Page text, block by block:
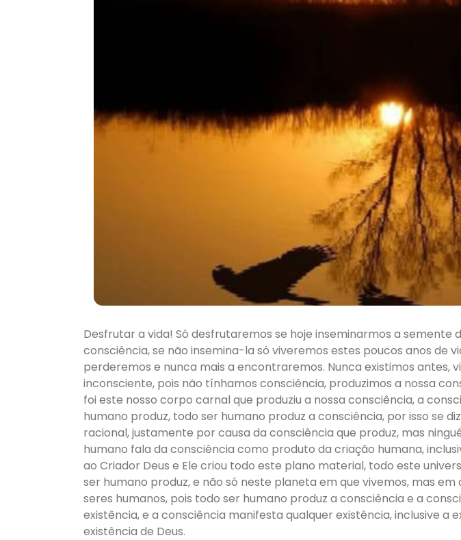
Desfrutar a vida! Só desfrutaremos se hoje inseminarmos a semente
consciência, se não insemina-la só viveremos estes poucos anos de
perderemos e nunca mais a encontraremos. Nunca existimos antes,
inconsciente, pois não tínhamos consciência, produzimos a nossa
foi este nosso corpo carnal que produziu a nossa consciência, a
humano produz, todo ser humano produz a consciência, por isso se
racional, justamente por causa da consciência que produz, mas
humano fala da consciência como produto da criação humana,
ao Criador Deus e Ele criou todo este plano material, todo este
ser humano produz, e não só neste planeta em que vivemos, mas
seres humanos, pois todo ser humano produz a consciência e a
existência, e a consciência manifesta qualquer existência, inclusive a
existência de Deus.